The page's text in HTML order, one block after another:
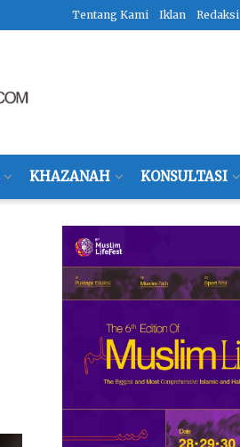
Tentang Kami Iklan Redaksi
KHAZANAH KONSULTASI